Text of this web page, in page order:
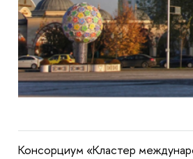
Консорциум «Кластер